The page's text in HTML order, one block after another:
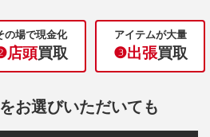
の場で現金化
店頭買取
アイテムが大量
❸出張買取
お選びいただいても